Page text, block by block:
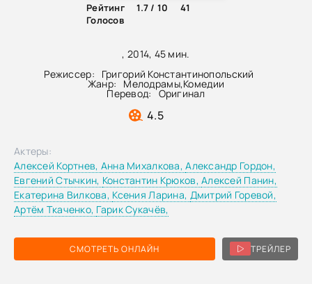
, 2014, 45 мин.
Режиссер:
Григорий Константинопольский
Жанр: Мелодрамы,Комедии
Перевод: Оригинал
4.5
Рейтинг
1.7 / 10
41
Голосов
СМОТРЕТЬ ОНЛАЙН ТРЕЙЛЕР
Актеры:
Алексей Кортнев, Анна Михалкова,Александр Гордон,
Евгений Стычкин, Константин Крюков,Алексей Панин,
Екатерина Вилкова, Ксения Ларина, Дмитрий Горевой,
Артём Ткаченко, Гарик Сукачёв,